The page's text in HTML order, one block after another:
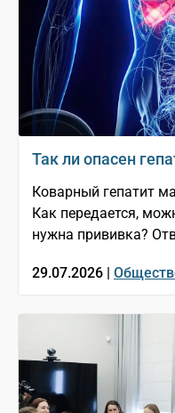
Так ли опасен
Коварный гепатит
Как передается,
нужна прививка?
29.07.2026 |